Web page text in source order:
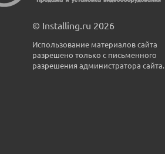
© Installing.ru 2026
Использование материалов сайта
разрешено только с письменного
разрешения администратора сайта.